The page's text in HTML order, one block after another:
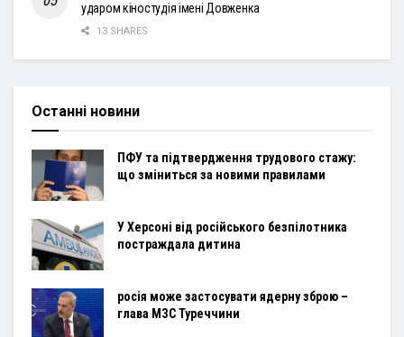
ударом кіностудія імені Довженка
13 SHARES
Останні новини
ПФУ та підтвердження трудового стажу:
що зміниться за новими правилами
У Херсоні від російського безпілотника
постраждала дитина
росія може застосувати ядерну зброю –
глава МЗС Туреччини